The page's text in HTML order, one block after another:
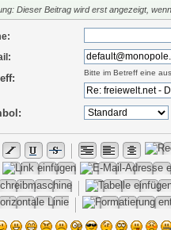
Dieser Beitrag wird erst angezeigt,
Bitte im Betreff eine